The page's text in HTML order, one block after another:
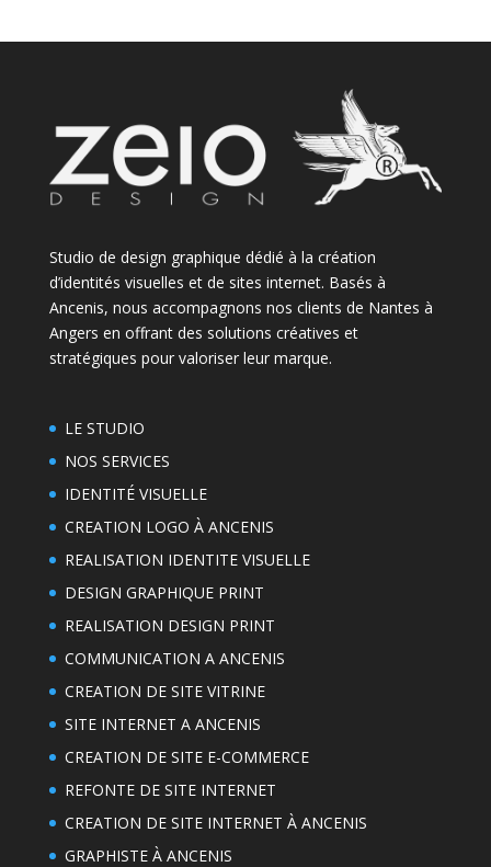
Studio de design graphique dédié à la création
d’identités visuelles et de sites internet. Basés à
Ancenis, nous accompagnons nos clients de Nantes à
Angers en offrant des solutions créatives et
stratégiques pour valoriser leur marque.
LE STUDIO
NOS SERVICES
IDENTITÉ VISUELLE
CREATION LOGO À ANCENIS
REALISATION IDENTITE VISUELLE
DESIGN GRAPHIQUE PRINT
REALISATION DESIGN PRINT
COMMUNICATION A ANCENIS
CREATION DE SITE VITRINE
SITE INTERNET A ANCENIS
CREATION DE SITE E-COMMERCE
REFONTE DE SITE INTERNET
CREATION DE SITE INTERNET À ANCENIS
GRAPHISTE À ANCENIS